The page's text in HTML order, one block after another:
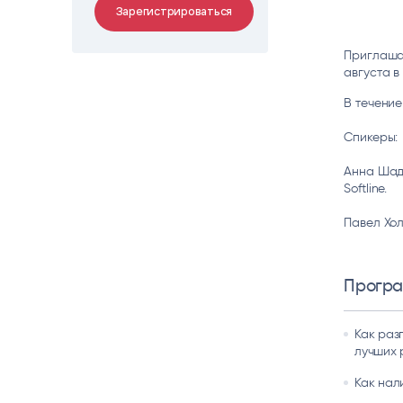
Цитрос
АВТОМАТИЗАЦИЯ ЭДО
Citeck
LOW-CODE BPM-ПЛАТФОРМА
Зарегистрироваться
августа
В
Спикеры:
Анна
Softline.
Павел
Как
лучших
Как